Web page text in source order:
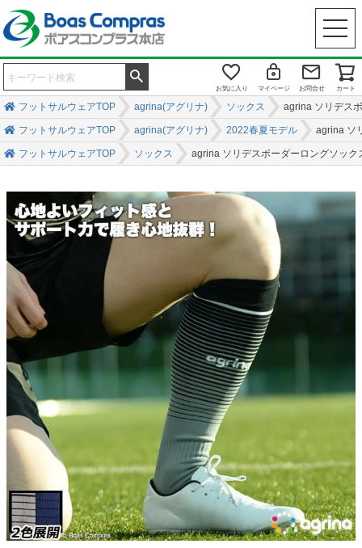
お気に入り マイページ お問合せ カート
フットサルウェアTOP agrina(アグリナ) ソックス agrina ソリデス
フットサルウェアTOP agrina(アグリナ) 2022春夏モデル agrina ソ
フットサルウェアTOP ソックス agrina ソリデスボーダーロングソック